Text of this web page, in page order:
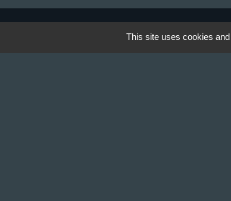
Contact &This site uses cookies